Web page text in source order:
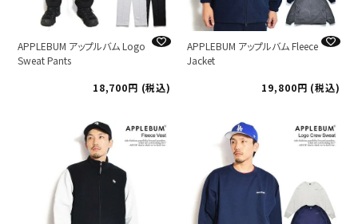
APPLEBUM アップルバム Logo
Sweat Pants
18,700
税込
APPLEBUM アップルバム Fleece
Jacket
19,800
税込